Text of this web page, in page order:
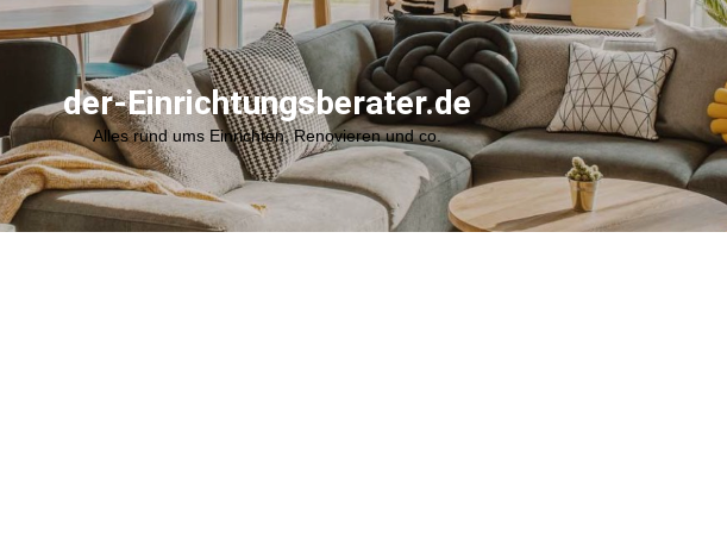
der-Einrichtungsberater.de
Alles rund ums Einrichten, Renovieren und co.